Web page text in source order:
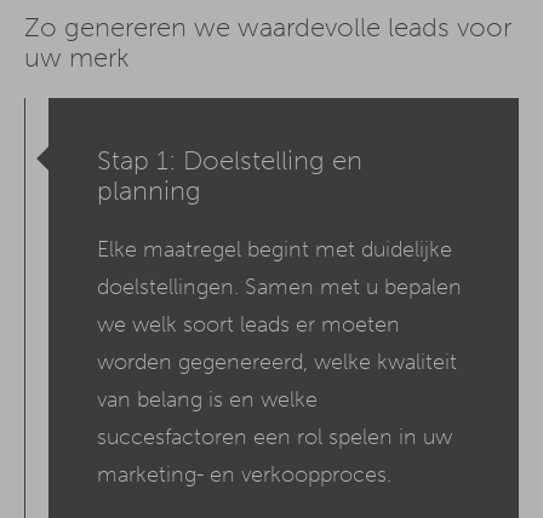
Zo genereren we waardevolle leads voor
uw merk
Stap 1: Doelstelling en
planning
Elke maatregel begint met duidelijke
doelstellingen. Samen met u bepalen
we welk soort leads er moeten
worden gegenereerd, welke kwaliteit
van belang is en welke
succesfactoren een rol spelen in uw
marketing- en verkoopproces.